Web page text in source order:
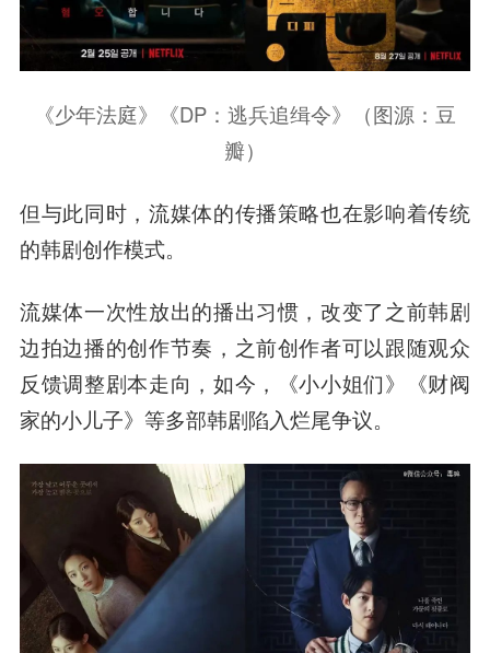
《少年法庭》《DP：逃兵追缉令》（图源：豆
瓣）
但与此同时，流媒体的传播策略也在影响着传统
的韩剧创作模式。
流媒体一次性放出的播出习惯，改变了之前韩剧
边拍边播的创作节奏，之前创作者可以跟随观众
反馈调整剧本走向，如今，《小小姐们》《财阀
家的小儿子》等多部韩剧陷入烂尾争议。